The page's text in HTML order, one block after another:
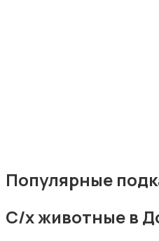
Товары для животных
Популярные
С/х животные в